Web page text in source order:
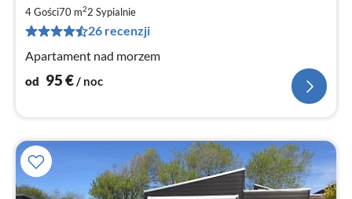
4 Gości70 m22 Sypialnie
26 recenzji
Apartament nad morzem
od 95€/ noc